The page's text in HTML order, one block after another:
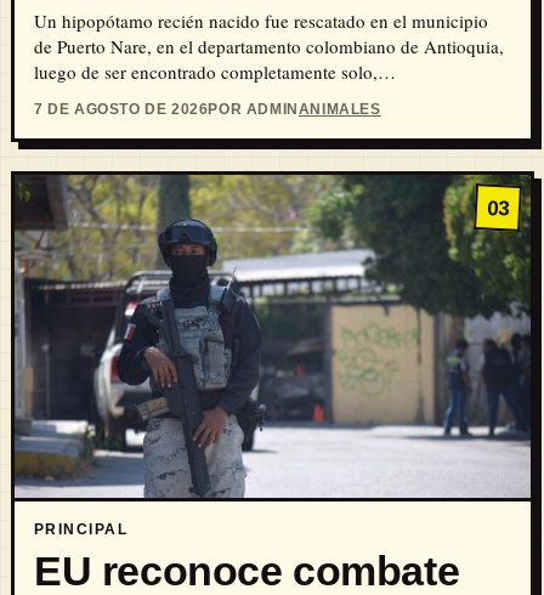
Un hipopótamo recién nacido fue rescatado en el municipio
de Puerto Nare, en el departamento colombiano de Antioquia,
luego de ser encontrado completamente solo,…
7 DE AGOSTO DE 2026POR ADMIN ANIMALES
03
PRINCIPAL
EU reconoce combate